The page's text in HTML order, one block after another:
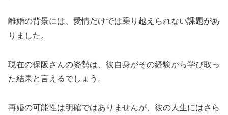
離婚の背景には、愛情だけでは乗り越えられない課題があ
りました。
現在の保阪さんの姿勢は、彼自身がその経験から学び取っ
た結果と言えるでしょう。
再婚の可能性は明確ではありませんが、彼の人生にはさら